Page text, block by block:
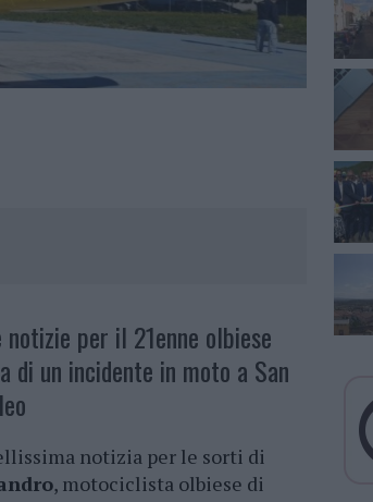
notizie per il 21enne olbiese
di un incidente in moto a San
notizia per le sorti di
, motociclista olbiese di